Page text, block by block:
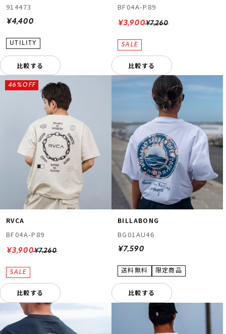
914473
¥4,400
比較する
BF04A-P89
¥7,260
¥3,900
比較する
RVCA
BF04A-P89
¥7,260
46%OFF
¥3,900
比較する
BILLABONG
BG01AU46
¥7,590
比較する